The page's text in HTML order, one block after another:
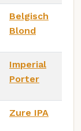
Belgisch
Blond
Imperial
Porter
Zure IPA